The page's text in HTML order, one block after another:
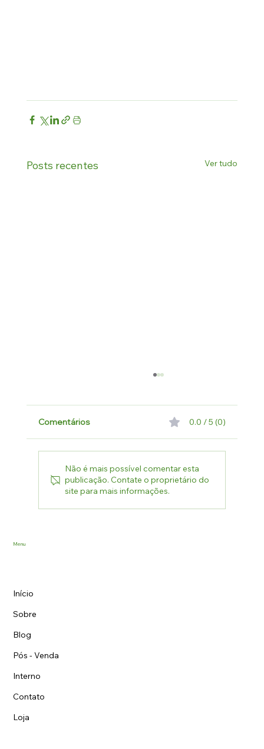
Posts recentes Ver tudo
Sistema de Filtragem no Agronegócio -
Comentários 0.0 / 5 (0)
Não é mais possível comentar esta
publicação. Contate o proprietário do
site para mais informações.
Menu
Início
Sobre
Blog
Pós - Venda
Interno
Contato
Loja